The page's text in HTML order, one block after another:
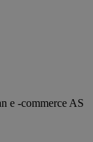
e -commerce AS